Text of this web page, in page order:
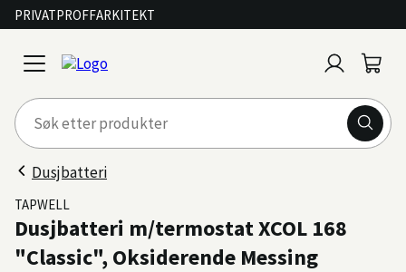
PRIVATPROFFARKITEKT
open
menu
inn
Dusjbatteri
TAPWELL
Dusjbatteri m/termostat XCOL 168
"Classic", Oksiderende Messing